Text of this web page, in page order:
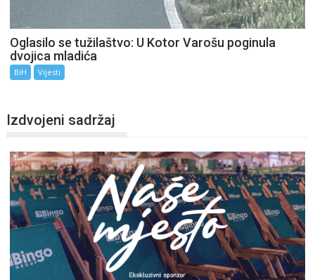
Oglasilo se tužilaštvo: U Kotor Varošu poginula
dvojica mladića
BiH Vijesti
Izdvojeni sadržaj